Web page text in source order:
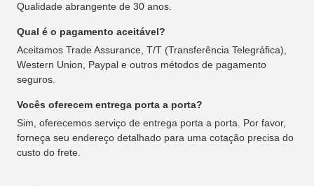
Qualidade abrangente de 30 anos.
Qual é o pagamento aceitável?
Aceitamos Trade Assurance, T/T (Transferência Telegráfica),
Western Union, Paypal e outros métodos de pagamento
seguros.
Vocês oferecem entrega porta a porta?
Sim, oferecemos serviço de entrega porta a porta. Por favor,
forneça seu endereço detalhado para uma cotação precisa do
custo do frete.